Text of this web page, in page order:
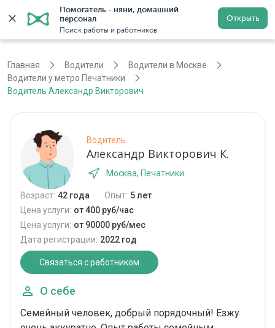
Помогатель - няни, домашний
персонал
Поиск работы и работников
Открыть
Регистрация
Главная Водители
Водители в Москве
Водители у метро Печатники
Водитель Александр Викторович
Водитель
Александр Викторович К.
Москва, Печатники
Возраст: 42 года Опыт: 5 лет
Цена услуги: от 400 руб/час
Цена услуги: от 90000 руб/мес
Дата регистрации: 2022 год
Связаться с работником
О себе
Семейный человек, добрый порядочный! Езжу